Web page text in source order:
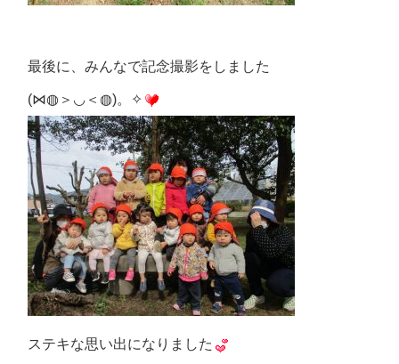
最後に、みんなで記念撮影をしました
(⋈◍＞◡＜◍)。✧
ステキな思い出になりました